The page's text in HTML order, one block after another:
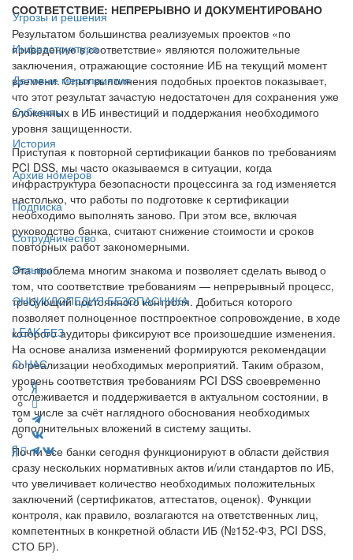
Угрозы и решения
Инфраструктура
Деловые мероприятия
Субъекты
История
Архив номеров
Подписка
Сотрудничество
Отзывы
ЭНЦИКЛОПЕДИЯ БЕЗОПАСНИКА
LEAK-БЕЗ
О НАС
СООТВЕТСТВИЕ: НЕПРЕРЫВНО И ДОКУМЕНТИРОВАНО
Результатом большинства реализуемых проектов «по
приведению в соответствие» являются положительные
заключения, отражающие состояние ИБ на текущий момент
времени. Опыт выполнения подобных проектов показывает,
что этот результат зачастую недостаточен для сохранения уже
вложенных в ИБ инвестиций и поддержания необходимого
уровня защищенности.
Приступая к повторной сертификации банков по требованиям
PCI DSS, мы часто оказываемся в ситуации, когда
инфраструктура безопасности процессинга за год изменяется
настолько, что работы по подготовке к сертификации
необходимо выполнять заново. При этом все, включая
руководство банка, считают снижение стоимости и сроков
повторных работ закономерными.
Эта проблема многим знакома и позволяет сделать вывод о
том, что соответствие требованиям — непрерывный процесс,
требующий постоянного контроля. Добиться которого
позволяет полноценное постпроектное сопровождение, в ходе
которого аудиторы фиксируют все произошедшие изменения.
На основе анализа изменений формируются рекомендации
по реализации необходимых мероприятий. Таким образом,
уровень соответствия требованиям PCI DSS своевременно
отслеживается и поддерживается в актуальном состоянии, в
том числе за счёт наглядного обоснования необходимых
дополнительных вложений в систему защиты.
Почти все банки сегодня функционируют в области действия
сразу нескольких нормативных актов и/или стандартов по ИБ,
что увеличивает количество необходимых положительных
заключений (сертификатов, аттестатов, оценок). Функции
контроля, как правило, возлагаются на ответственных лиц,
компетентных в конкретной области ИБ (№152-ФЗ, PCI DSS,
СТО БР).